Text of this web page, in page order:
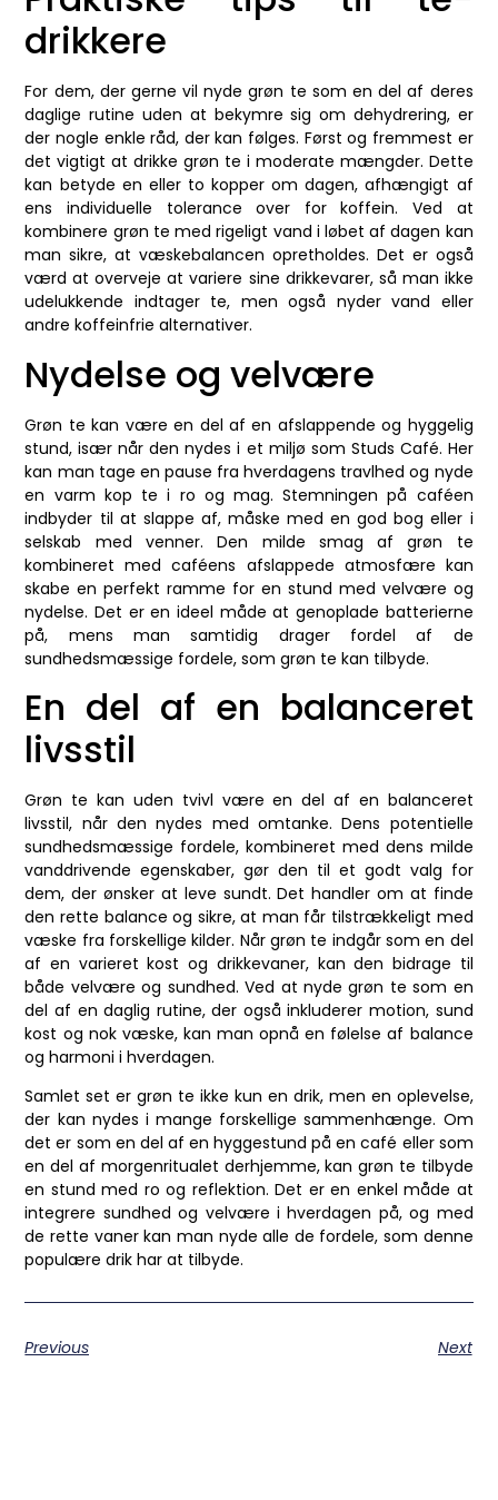
drikkere
For dem, der gerne vil nyde grøn te som en del af deres
daglige rutine uden at bekymre sig om dehydrering, er
der nogle enkle råd, der kan følges. Først og fremmest er
det vigtigt at drikke grøn te i moderate mængder. Dette
kan betyde en eller to kopper om dagen, afhængigt af
ens individuelle tolerance over for koffein. Ved at
kombinere grøn te med rigeligt vand i løbet af dagen kan
man sikre, at væskebalancen opretholdes. Det er også
værd at overveje at variere sine drikkevarer, så man ikke
udelukkende indtager te, men også nyder vand eller
andre koffeinfrie alternativer.
Nydelse og velvære
Grøn te kan være en del af en afslappende og hyggelig
stund, især når den nydes i et miljø som Studs Café. Her
kan man tage en pause fra hverdagens travlhed og nyde
en varm kop te i ro og mag. Stemningen på caféen
indbyder til at slappe af, måske med en god bog eller i
selskab med venner. Den milde smag af grøn te
kombineret med caféens afslappede atmosfære kan
skabe en perfekt ramme for en stund med velvære og
nydelse. Det er en ideel måde at genoplade batterierne
på, mens man samtidig drager fordel af de
sundhedsmæssige fordele, som grøn te kan tilbyde.
En del af en balanceret
livsstil
Grøn te kan uden tvivl være en del af en balanceret
livsstil, når den nydes med omtanke. Dens potentielle
sundhedsmæssige fordele, kombineret med dens milde
vanddrivende egenskaber, gør den til et godt valg for
dem, der ønsker at leve sundt. Det handler om at finde
den rette balance og sikre, at man får tilstrækkeligt med
væske fra forskellige kilder. Når grøn te indgår som en del
af en varieret kost og drikkevaner, kan den bidrage til
både velvære og sundhed. Ved at nyde grøn te som en
del af en daglig rutine, der også inkluderer motion, sund
kost og nok væske, kan man opnå en følelse af balance
og harmoni i hverdagen.
Samlet set er grøn te ikke kun en drik, men en oplevelse,
der kan nydes i mange forskellige sammenhænge. Om
det er som en del af en hyggestund på en café eller som
en del af morgenritualet derhjemme, kan grøn te tilbyde
en stund med ro og reflektion. Det er en enkel måde at
integrere sundhed og velvære i hverdagen på, og med
de rette vaner kan man nyde alle de fordele, som denne
populære drik har at tilbyde.
Previous Next